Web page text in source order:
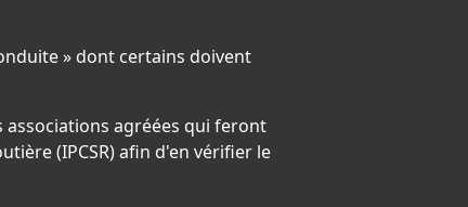
» dont certains doivent
agréées qui feront
(IPCSR) afin d'en vérifier le